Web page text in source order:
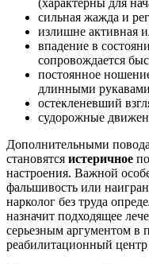
(характерны для
сильная жажда и
излишне активная
впадение в
сопровождается
постоянное
длинными
остекленевший
судорожные
Дополнительными
становятся истеричное
настроения. Важной
фальшивость или
нарколог без труда
назначит подходящее
серьезным аргументом в
реабилитационный